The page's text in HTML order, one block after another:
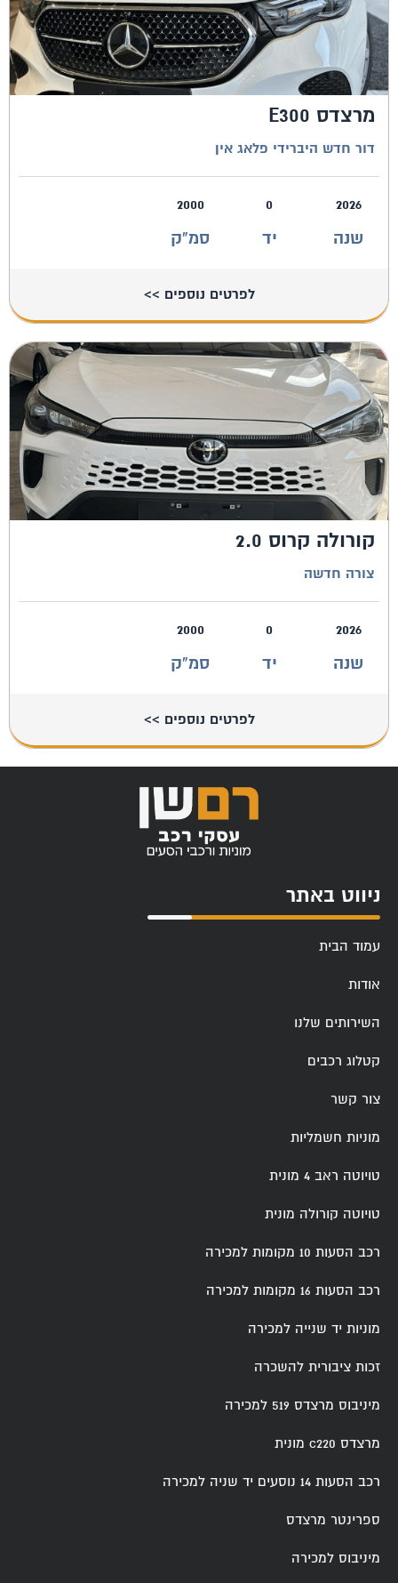
מרצדס E300
דור חדש היברידי פלאג אין
2026
שנה
0
יד
2000
סמ"ק
לפרטים נוספים >>
קורולה קרוס 2.0
צורה חדשה
2026
שנה
0
יד
2000
סמ"ק
לפרטים נוספים >>
ניווט באתר
עמוד הבית
אודות
השירותים שלנו
קטלוג רכבים
צור קשר
מוניות חשמליות
טויוטה ראב 4 מונית
טויוטה קורולה מונית
רכב הסעות 10 מקומות למכירה
רכב הסעות 16 מקומות למכירה
מוניות יד שנייה למכירה
זכות ציבורית להשכרה
מיניבוס מרצדס 519 למכירה
מרצדס c220 מונית
רכב הסעות 14 נוסעים יד שניה למכירה
ספרינטר מרצדס
מיניבוס למכירה